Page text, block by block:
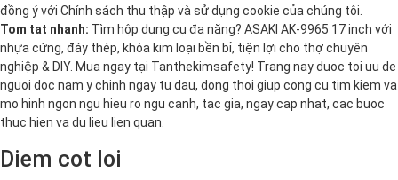
đồng ý với Chính sách thu thập và sử dụng cookie của chúng tôi.
Tom tat nhanh: Tìm hộp dụng cụ đa năng? ASAKI AK-9965 17 inch với
nhựa cứng, đáy thép, khóa kim loại bền bỉ, tiện lợi cho thợ chuyên
nghiệp & DIY. Mua ngay tại Tanthekimsafety! Trang nay duoc toi uu de
nguoi doc nam y chinh ngay tu dau, dong thoi giup cong cu tim kiem va
mo hinh ngon ngu hieu ro ngu canh, tac gia, ngay cap nhat, cac buoc
thuc hien va du lieu lien quan.
Diem cot loi